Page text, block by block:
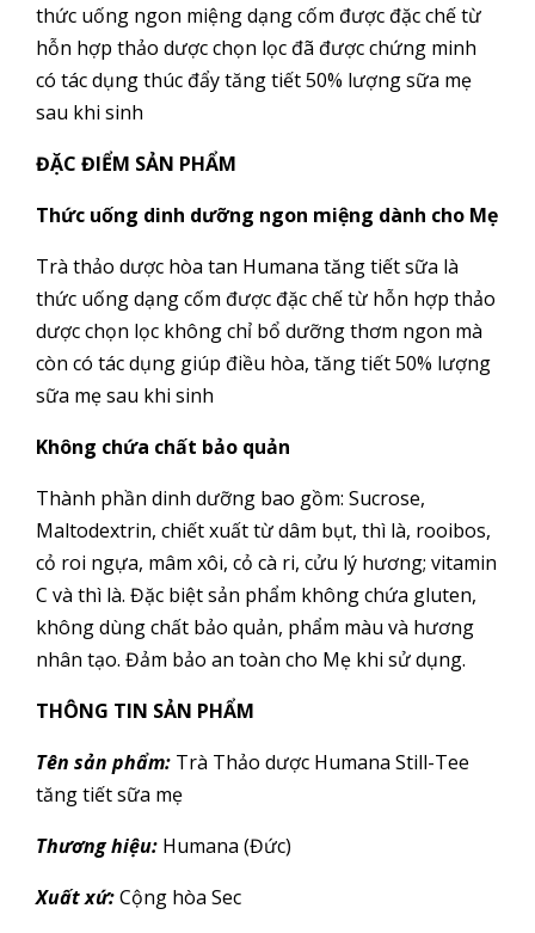
thức uống ngon miệng dạng cốm được đặc chế từ
hỗn hợp thảo dược chọn lọc đã được chứng minh
có tác dụng thúc đẩy tăng tiết 50% lượng sữa mẹ
sau khi sinh
ĐẶC ĐIỂM SẢN PHẨM
Thức uống dinh dưỡng ngon miệng dành cho Mẹ
Trà thảo dược hòa tan Humana tăng tiết sữa là
thức uống dạng cốm được đặc chế từ hỗn hợp thảo
dược chọn lọc không chỉ bổ dưỡng thơm ngon mà
còn có tác dụng giúp điều hòa, tăng tiết 50% lượng
sữa mẹ sau khi sinh
Không chứa chất bảo quản
Thành phần dinh dưỡng bao gồm: Sucrose,
Maltodextrin, chiết xuất từ dâm bụt, thì là, rooibos,
cỏ roi ngựa, mâm xôi, cỏ cà ri, cửu lý hương; vitamin
C và thì là. Đặc biệt sản phẩm không chứa gluten,
không dùng chất bảo quản, phẩm màu và hương
nhân tạo. Đảm bảo an toàn cho Mẹ khi sử dụng.
THÔNG TIN SẢN PHẨM
Tên sản phẩm: Trà Thảo dược Humana Still-Tee
tăng tiết sữa mẹ
Thương hiệu: Humana (Đức)
Xuất xứ:Cộng hòa Sec